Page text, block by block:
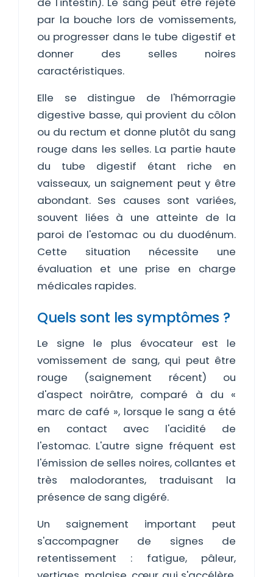
par la bouche lors de vomissements,
ou progresser dans le tube digestif et
donner des selles noires
caractéristiques.
Elle se distingue de l'hémorragie
digestive basse, qui provient du côlon
ou du rectum et donne plutôt du sang
rouge dans les selles. La partie haute
du tube digestif étant riche en
vaisseaux, un saignement peut y être
abondant. Ses causes sont variées,
souvent liées à une atteinte de la
paroi de l'estomac ou du duodénum.
Cette situation nécessite une
évaluation et une prise en charge
médicales rapides.
Quels sont les symptômes ?
Le signe le plus évocateur est le
vomissement de sang, qui peut être
rouge (saignement récent) ou
d'aspect noirâtre, comparé à du «
marc de café », lorsque le sang a été
en contact avec l'acidité de
l'estomac. L'autre signe fréquent est
l'émission de selles noires, collantes et
très malodorantes, traduisant la
présence de sang digéré.
Un saignement important peut
s'accompagner de signes de
retentissement : fatigue, pâleur,